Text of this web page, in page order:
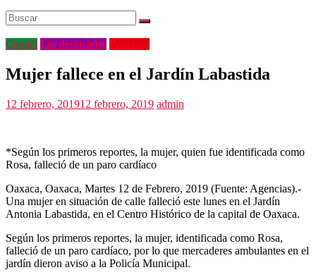
Capital Las destacadas Policiaca
Mujer fallece en el Jardín Labastida
12 febrero, 201912 febrero, 2019 admin
*Según los primeros reportes, la mujer, quien fue identificada como
Rosa, falleció de un paro cardíaco
Oaxaca, Oaxaca, Martes 12 de Febrero, 2019 (Fuente: Agencias).-
Una mujer en situación de calle falleció este lunes en el Jardín
Antonia Labastida, en el Centro Histórico de la capital de Oaxaca.
Según los primeros reportes, la mujer, identificada como Rosa,
falleció de un paro cardíaco, por lo que mercaderes ambulantes en el
jardín dieron aviso a la Policía Municipal.